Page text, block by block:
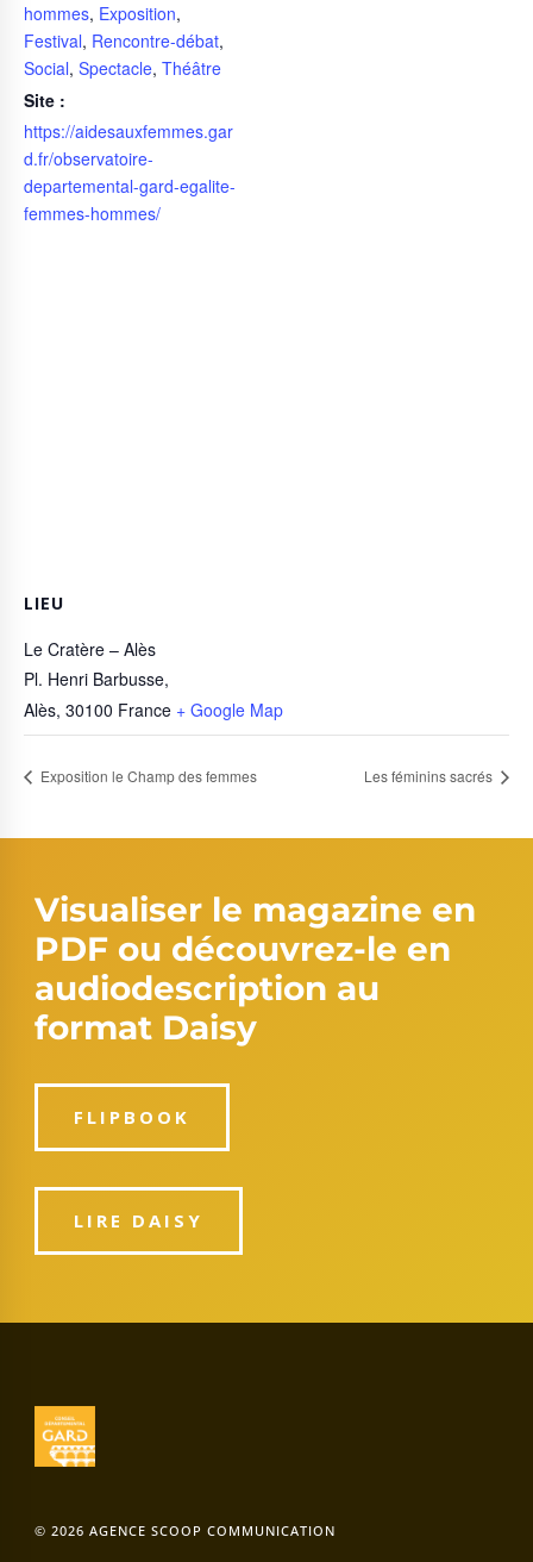
hommes, Exposition,
Festival, Rencontre-débat,
Social, Spectacle, Théâtre
Site :
https://aidesauxfemmes.gar
d.fr/observatoire-
departemental-gard-egalite-
femmes-hommes/
LIEU
Le Cratère – Alès
Pl. Henri Barbusse,
Alès, 30100 France + Google Map
Exposition le Champ des femmes Les féminins sacrés
Visualiser le magazine en
PDF ou découvrez-le en
audiodescription au
format Daisy
FLIPBOOK
LIRE DAISY
© 2026 AGENCE SCOOP COMMUNICATION